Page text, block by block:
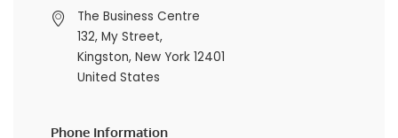
The Business Centre
132, My Street,
Kingston, New York 12401
United States
Phone Information